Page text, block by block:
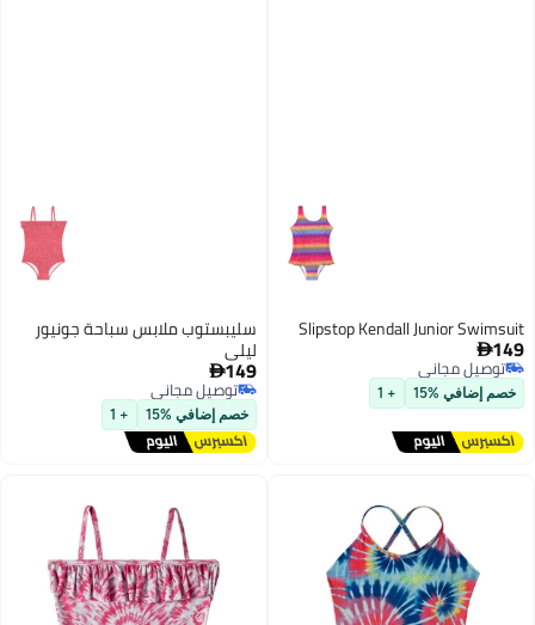
Slipstop Kendall Junior Swimsuit
149
توصيل مجاني
توصيل مجاني
خصم إضافي %15 + 1
سليبستوب ملابس سباحة جونيور
ليلى
149
توصيل مجاني
توصيل مجاني
خصم إضافي %15 + 1